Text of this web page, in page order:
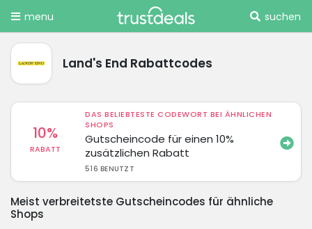
menu suchen
Land's End Rabattcodes
10%
RABATT
DAS BELIEBTESTE CODEWORT BEI ÄHNLICHEN
SHOPS
Gutscheincode für einen 10%
zusätzlichen Rabatt
516 BENUTZT
Meist verbreitetste Gutscheincodes für ähnliche
Shops